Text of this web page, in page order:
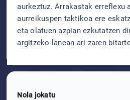
aurkeztuz. Arrakastak erreflexu
aurreikuspen taktikoa ere
eta olatuen azpian ezkutatzen
argitzeko lanean ari zaren
Nola jokatu